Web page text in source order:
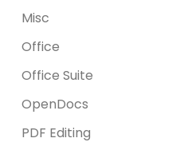
Misc
Office
Office Suite
OpenDocs
PDF Editing